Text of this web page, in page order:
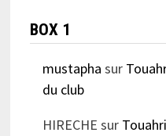
BOX 1
mustapha sur
du club
HIRECHE sur